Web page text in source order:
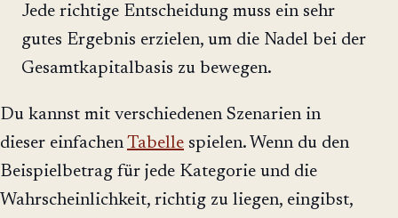
Jede richtige Entscheidung muss ein sehr
gutes Ergebnis erzielen, um die Nadel bei der
Gesamtkapitalbasis zu bewegen.
Du kannst mit verschiedenen Szenarien in
dieser einfachenTabelle spielen. Wenn du den
Beispielbetrag für jede Kategorie und die
Wahrscheinlichkeit, richtig zu liegen, eingibst,